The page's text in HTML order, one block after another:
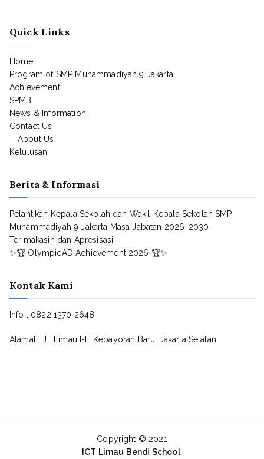
Quick Links
Home
Program of SMP Muhammadiyah 9 Jakarta
Achievement
SPMB
News & Information
Contact Us
About Us
Kelulusan
Berita & Informasi
Pelantikan Kepala Sekolah dan Wakil Kepala Sekolah SMP
Muhammadiyah 9 Jakarta Masa Jabatan 2026-2030
Terimakasih dan Apresisasi
✨🏆 OlympicAD Achievement 2026 🏆✨
Kontak Kami
Info : 0822 1370 2648
Alamat : Jl. Limau I-III Kebayoran Baru, Jakarta Selatan
Copyright © 2021
ICT Limau Bendi School